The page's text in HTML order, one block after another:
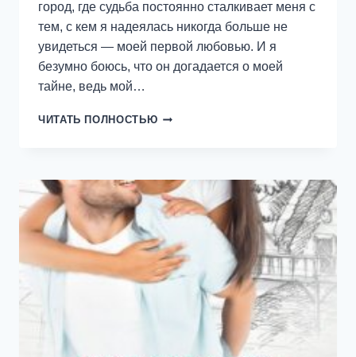
город, где судьба постоянно сталкивает меня с
тем, с кем я надеялась никогда больше не
увидеться — моей первой любовью. И я
безумно боюсь, что он догадается о моей
тайне, ведь мой…
ЧИТАТЬ ПОЛНОСТЬЮ ЧЕМ